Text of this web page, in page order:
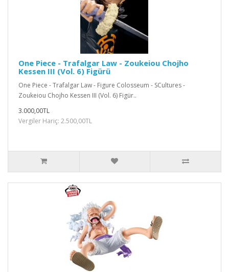
One Piece - Trafalgar Law - Zoukeiou Chojho
Kessen III (Vol. 6) Figürü
One Piece - Trafalgar Law - Figure Colosseum - SCultures -
Zoukeiou Chojho Kessen III (Vol. 6) Figür..
3.000,00TL
Vergiler Hariç: 2.500,00TL